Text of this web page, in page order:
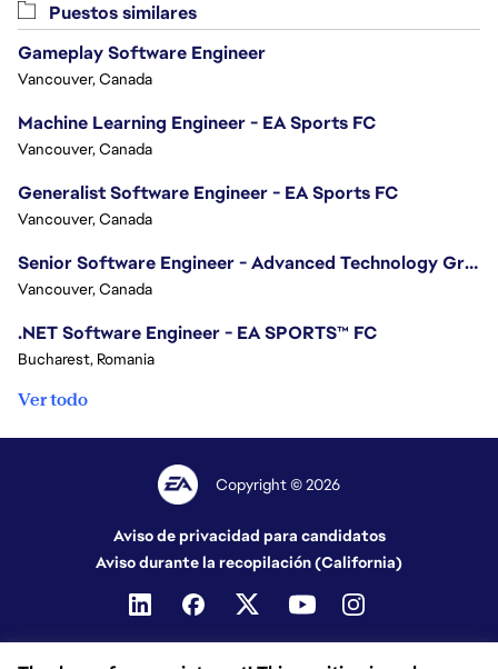
Puestos similares
Gameplay Software Engineer
Vancouver, Canada
Machine Learning Engineer - EA Sports FC
Vancouver, Canada
Generalist Software Engineer - EA Sports FC
Vancouver, Canada
Senior Software Engineer - Advanced Technology Group
Vancouver, Canada
.NET Software Engineer - EA SPORTS™ FC
Bucharest, Romania
Ver todo
Copyright © 2026
Aviso de privacidad para candidatos
Aviso durante la recopilación (California)